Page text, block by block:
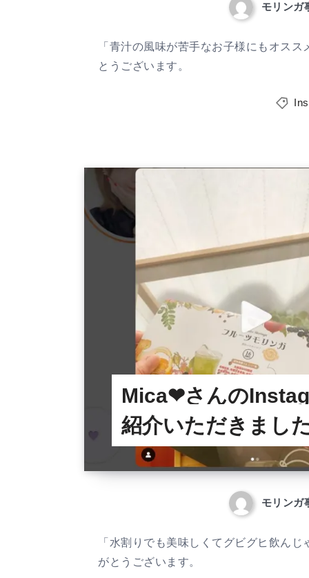
モリンガ
「青汁の風味が苦手なお子様にもオス
とうございます。
Mica❤︎さんの
紹介いただきまし
モリンガ
「水割りでも美味しくてグビグヒ飲ん
がとうございます。